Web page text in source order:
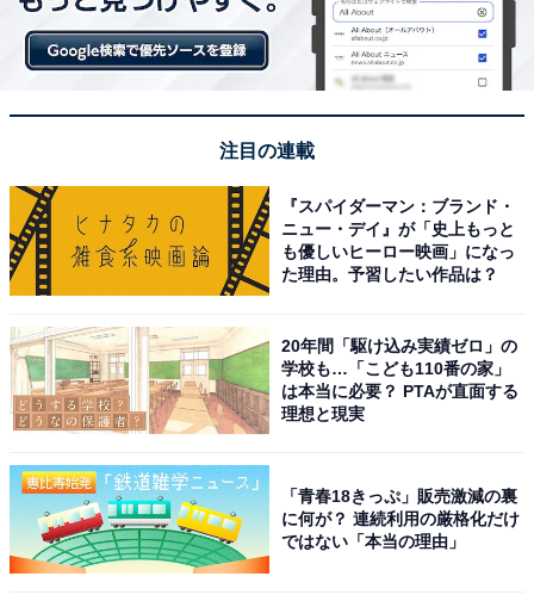
で夜間撮影性能向上 前後2カメラ 前後200万画素 FullHD
GPS/後続車両接近お知らせ機能/運転支援機能搭載 日本製
3年保証 常時録画 衝撃録画 駐車監視 高速起動 液晶 [出張
取付サービス対応]
Amazonで見る
コムテック 車用 前後2カメラ ドライブレコーダー
ZDR036 前後370万画素 WQHD ドップラーセンサーによ
る駐車監視動体検知機能 GPS搭載 後続車両接近お知らせ
機能 安全運転支援機能搭載 高速起動 [出張取付サービス
対応]
注目の連載
『スパイダーマン：ブランド・
ニュー・デイ』が「史上もっと
も優しいヒーロー映画」になっ
た理由。予習したい作品は？
20年間「駆け込み実績ゼロ」の
学校も…「こども110番の家」
は本当に必要？ PTAが直面する
理想と現実
「青春18きっぷ」販売激減の裏
に何が？ 連続利用の厳格化だけ
ではない「本当の理由」